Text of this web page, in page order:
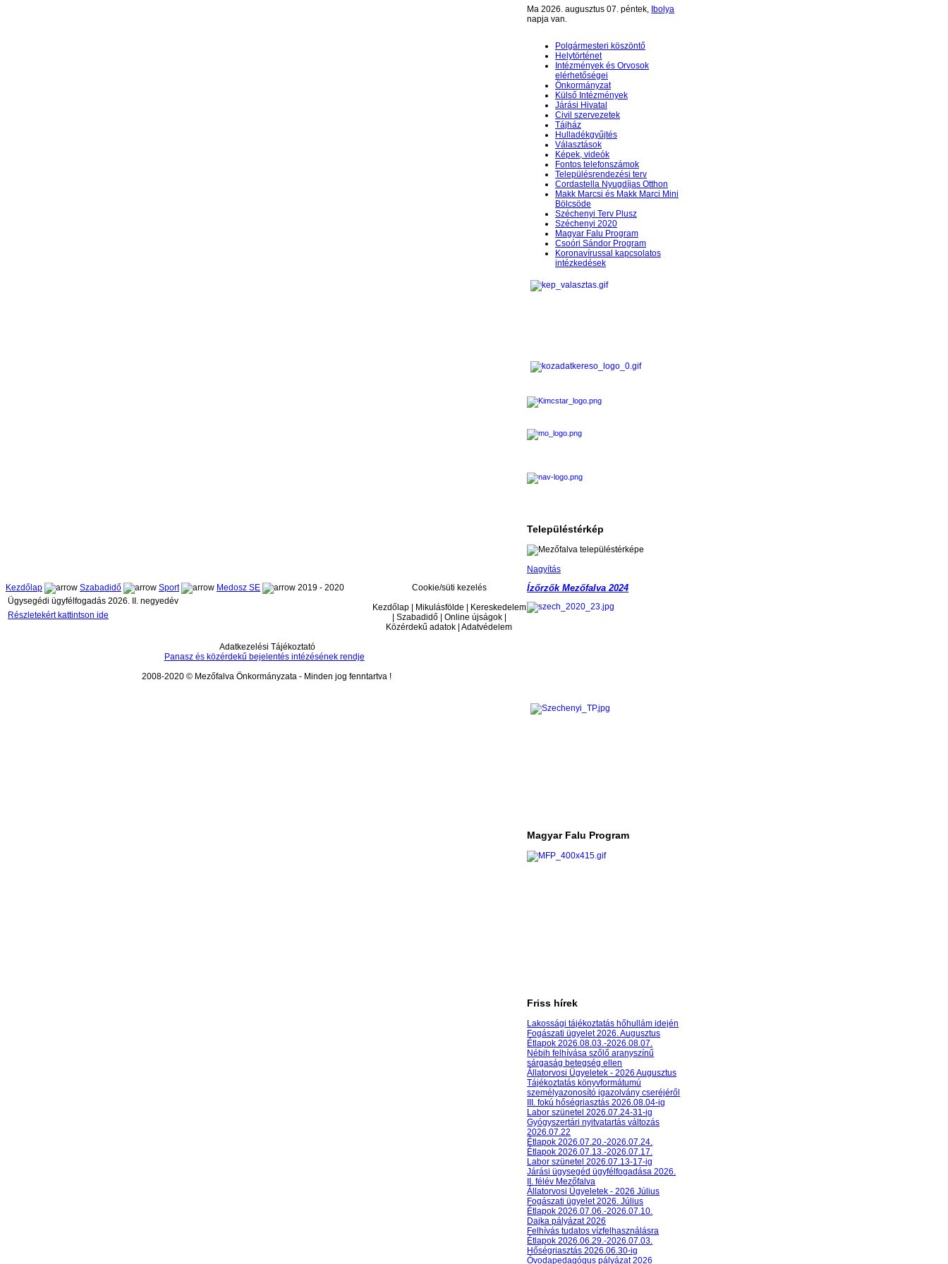
Ma 2026. augusztus 07. péntek, Ibolya
napja van.
Polgármesteri köszöntő
Helytörténet
Intézmények és Orvosok
elérhetőségei
Önkormányzat
Külső Intézmények
Járási Hivatal
Civil szervezetek
Tájház
Hulladékgyűjtés
Választások
Képek, videók
Fontos telefonszámok
Településrendezési terv
Cordastella Nyugdíjas Otthon
Makk Marcsi és Makk Marci Mini
Bölcsöde
Széchenyi Terv Plusz
Széchenyi 2020
Magyar Falu Program
Csoóri Sándor Program
Koronavírussal kapcsolatos
intézkedések
Településtérkép
Nagyítás
Kezdőlap
Szabadidő Sport Medosz SE
2019 - 2020
Ügysegédi ügyfélfogadás 2026. II. negyedév
Részletekért kattintson ide
Ízőrzők Mezőfalva 2024
Magyar Falu Program
Friss hírek
Lakossági tájékoztatás hőhullám idején
Fogászati ügyelet 2026. Augusztus
Étlapok 2026.08.03.-2026.08.07.
Nébih felhívása szőlő aranyszínű
sárgaság betegség ellen
Állatorvosi Ügyeletek - 2026 Augusztus
Tájékoztatás könyvformátumú
személyazonosító igazolvány cseréjéről
III. fokú hőségriasztás 2026.08.04-ig
Labor szünetel 2026.07.24-31-ig
Gyógyszertári nyitvatartás változás
2026.07.22
Étlapok 2026.07.20.-2026.07.24.
Étlapok 2026.07.13.-2026.07.17.
Labor szünetel 2026.07.13-17-ig
Járási ügysegéd ügyfélfogadása 2026.
II. félév Mezőfalva
Állatorvosi Ügyeletek - 2026 Július
Fogászati ügyelet 2026. Július
Étlapok 2026.07.06.-2026.07.10.
Dajka pályázat 2026
Felhívás tudatos vízfelhasználásra
Étlapok 2026.06.29.-2026.07.03.
Hőségriasztás 2026.06.30-ig
Óvodapedagógus pályázat 2026
Cookie/süti kezelés
Kezdőlap | Mikulásfölde | Kereskedelem
| Szabadidő | Online újságok |
Közérdekű adatok | Adatvédelem
Adatkezelési Tájékoztató
Panasz és közérdekű bejelentés intézésének rendje
2008-2020 © Mezőfalva Önkormányzata - Minden jog fenntartva !